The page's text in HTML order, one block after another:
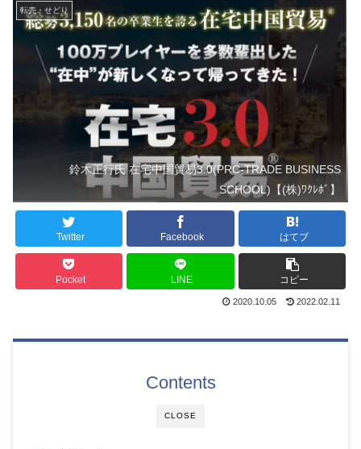
転売・せどり
鈴木正行氏 在宅中国貿易3.0(PRC-TRADE BUSINESS
SCHOOL)【(株)ﾜｸﾚﾎﾞ】
Twitter Facebook はてブ
Pocket LINE コピー
2020.10.05 2022.02.11
CLOSE
Contents